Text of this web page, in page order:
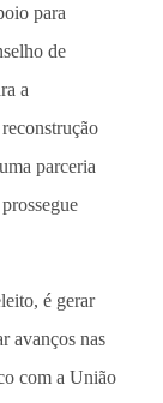
para
de
a
parceria
é gerar
avanços nas
com a União